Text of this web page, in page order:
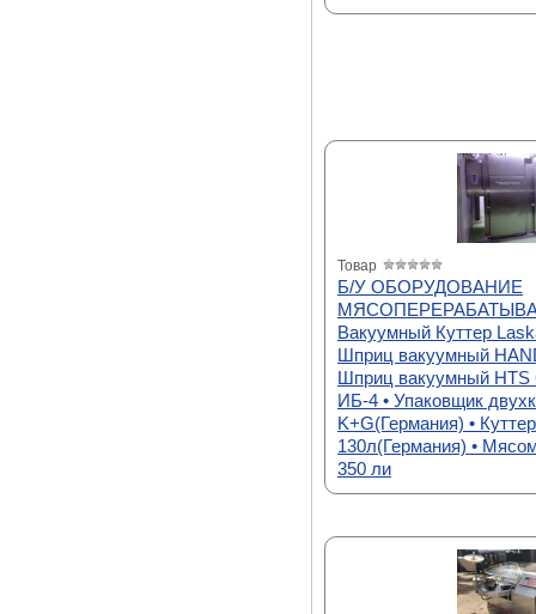
Товар
Б/У ОБОРУДОВАНИЕ
Вакуумный Куттер
Шприц вакуумный
Шприц вакуумный HTS
ИБ-4 • Упаковщик
K+G(Германия) •
130л(Германия) •
350 ли